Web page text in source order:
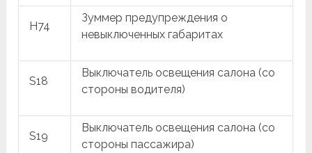
H74
Зуммер предупреждения о
невыключенных габаритах
S18
Выключатель освещения салона (со
стороны водителя)
S19
Выключатель освещения салона (со
стороны пассажира)